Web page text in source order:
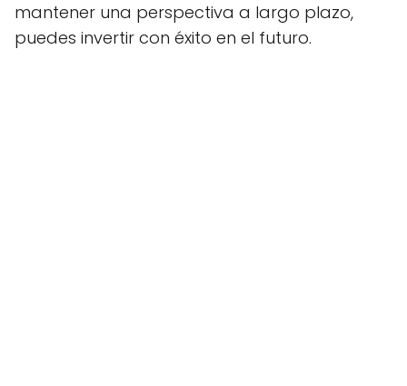
mantener una perspectiva a largo plazo,
puedes invertir con éxito en el futuro.